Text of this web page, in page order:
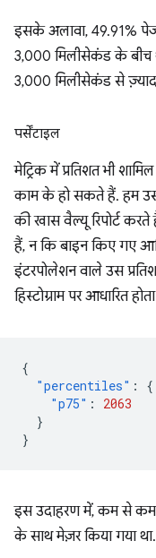
इसके अलावा, 49.91%
3,000 मिलीसेकंड के बीच
3,000 मिलीसेकंड से
पर्सेंटाइल
मेट्रिक में प्रतिशत भी
काम के हो सकते हैं. हम उस
की खास वैल्यू रिपोर्ट
हैं, न कि बाइन किए गए
इंटरपोलेशन वाले उस
हिस्टोग्राम पर आधारित
{
"percentiles" :
{
"p75" :
2063
}
}
इस उदाहरण में, कम से कम
के साथ मेज़र किया गया था.